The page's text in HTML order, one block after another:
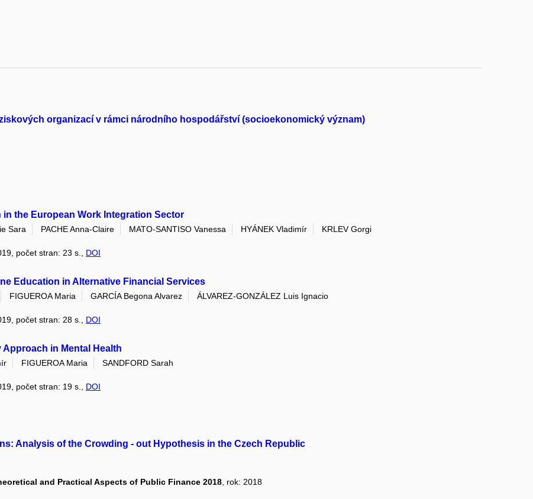
organizací v rámci národního hospodářství (socioekonomický význam)
the European Work Integration Sector
Sara PACHE Anna-Claire MATO-SANTISO Vanessa HYÁNEK Vladimír
KRLEV Gorgi
počet stran: 23 s., DOI
Education in Alternative Financial Services
FIGUEROA Maria GARCÍA Begona Alvarez
ÁLVAREZ-GONZÁLEZ Luis Ignacio
počet stran: 28 s., DOI
in Mental Health
FIGUEROA Maria
SANDFORD Sarah
počet stran: 19 s., DOI
Analysis of the Crowding - out Hypothesis in the Czech Republic
and Practical Aspects of Public Finance 2018 , rok: 2018